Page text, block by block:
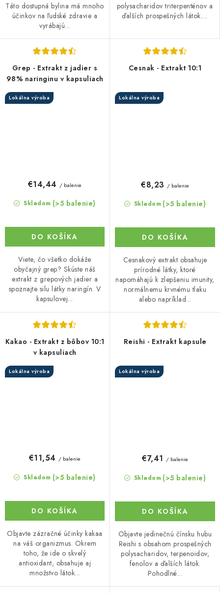
Táto dostupná bylina má mnoho
účinkov na ľudské zdravie a
vyrábajú...
polysacharidov triterpenténov a
ďalších prospešných látok....
Grep - Extrakt z jadier s
98% naringinu v kapsuliach
Lokálna výroba
Skladom (>5 balenie)
€14,44 / balenie
DO KOŠÍKA
Viete, čo všetko dokáže
obyčajný grep? Skúste náš
extrakt z grepových jadier a
spoznajte silu látky naringín. V
kapsulovej...
Cesnak - Extrakt 10:1
Lokálna výroba
Skladom (>5 balenie)
€8,23 / balenie
DO KOŠÍKA
Cesnakový extrakt obsahuje
prírodné látky, ktoré
napomáhajú k zlepšeniu imunity,
normálnemu krvnému tlaku
alebo napríklad...
Kakao - Extrakt z bôbov 10:1
v kapsuliach
Lokálna výroba
Skladom (>5 balenie)
€11,54 / balenie
DO KOŠÍKA
Objavte zázračné účinky kakaa
na váš organizmus. Okrem
toho, že ide o skvelý
antioxidant, obsahuje aj
množstvo látok...
Reishi - Extrakt kapsule
Lokálna výroba
Skladom (>5 balenie)
€7,41 / balenie
DO KOŠÍKA
Objavte jedinečnú čínsku hubu
Reishi s obsahom prospešných
polysacharidov, terpenoidov,
fenolov a ďalších látok.
Pohodlné...